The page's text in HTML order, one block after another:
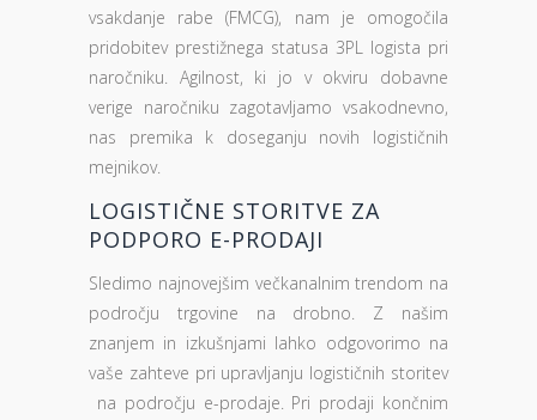
vsakdanje rabe (FMCG), nam je omogočila
pridobitev prestižnega statusa 3PL logista pri
naročniku. Agilnost, ki jo v okviru dobavne
verige naročniku zagotavljamo vsakodnevno,
nas premika k doseganju novih logističnih
mejnikov.
LOGISTIČNE STORITVE ZA
PODPORO E-PRODAJI
Sledimo najnovejšim večkanalnim trendom na
področju trgovine na drobno. Z našim
znanjem in izkušnjami lahko odgovorimo na
vaše zahteve pri upravljanju logističnih storitev
na področju e-prodaje. Pri prodaji končnim